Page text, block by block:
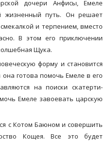
дочери Анфисы, Емеле
жизненный путь. Он решает
и терпением, вместо
В этом его приключении
Щука.
форму и становится
готова помочь Емеле в его
на поиски скатерти-
Емеле завоевать царскую
с Котом Баюном и совершить
Кощея. Все это будет